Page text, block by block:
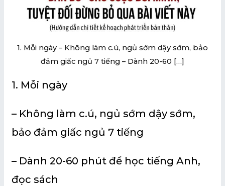
1. Mỗi ngày – Không làm c.ú, ngủ sớm dậy sớm, bảo
đảm giấc ngủ 7 tiếng – Dành 20-60 […]
1. Mỗi ngày
– Không làm c.ú, ngủ sớm dậy sớm,
bảo đảm giấc ngủ 7 tiếng
– Dành 20-60 phút để học tiếng Anh,
đọc sách